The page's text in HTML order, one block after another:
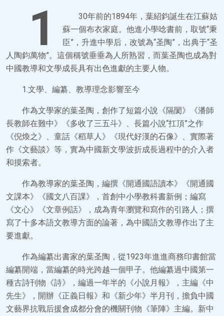
1
30年前的1894年，葉紹鈞誕生在江蘇姑
蘇一個布衣家庭。他進小學唸書前，取號“秉
臣”，升進中學后，改號為“圣陶”，出典于“圣
人陶鈞萬物”。這個稱號垂垂為人所熟習，而葉圣陶也成為對
中國教導和文學成長具有出色進獻的主要人物。
1.文學、編纂、教導理念影響至今
作為文學家的葉圣陶，創作了短篇小說《隔閡》《潘師
長教師在難中》《多收了三五斗》、長篇小說“扛頂”之作
《倪煥之》、童話《稻草人》《現代好漢的石像》、實際著
作《文藝談》等，實為中國新文學波折成長過程中的介入者
和摸索者。
作為教導家的葉圣陶，編撰《開通國語讀本》《開通國
文課本》《國文八百課》，首創中小學教科書新例；編寫
《文心》《文章例話》，成為青年瀏覽和寫作的引路人；撰
寫了十多本語文教導方面的論著，為中國語文教導作出了主
要進獻。
作為編纂出書家的葉圣陶，從1923年進進商務印書館當
編纂開端，當編纂的時光跨越一個甲子。他編纂過中國第一
種古詩刊物《詩》，編過一年半的《小說月報》，主編《中
先生》，開辦《正義日報》和《新少年》半月刊，擔負中國
文藝界抗戰后援會成都分會的機關刊物《筆陣》主編。新中